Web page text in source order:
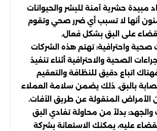
مبيدة حشرية آمنة للبشر والحيوانات
أنها لا تسبب أي ضرر صحي وتقوم
على البق بشكل فعال.
صحية واحترافية: تهتم هذه الشركات
الصحية والاحترافية أثناء تنفيذ
اتباع دقيق للنظافة والتعقيم
بالبق. ذلك يضمن سلامة العملاء
المنقولة عن طريق الآفات.
والجهد: بدلاً من محاولة تفادي البق
عليه، يمكنك الاستعانة بشركة